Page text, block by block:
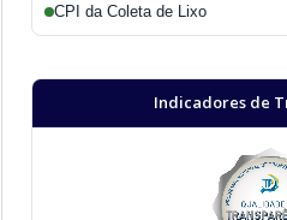
CPI da Coleta de Lixo
Indicadores de